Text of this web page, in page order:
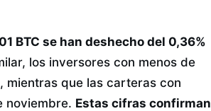
BTC se han deshecho del 0,36%
los inversores con menos de
mientras que las carteras con
noviembre. Estas cifras confirman